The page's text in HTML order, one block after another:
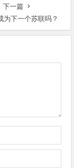
下一篇
为下一个苏联吗？